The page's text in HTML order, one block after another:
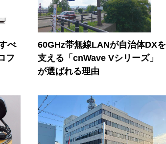
べ
フ
60GHz帯無線LANが自治体DXを
支える「cnWave Vシリーズ」
が選ばれる理由